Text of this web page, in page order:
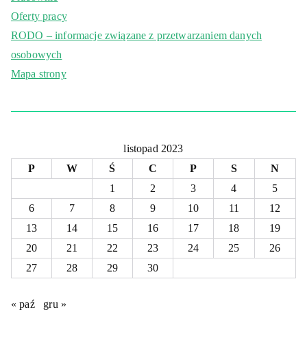
Oferty pracy
RODO – informacje związane z przetwarzaniem danych
osobowych
Mapa strony
listopad 2023
P
W Ś C P S
N
1
2 3 4
5
6
7 8 9 10 11
12
13
14 15 16 17 18
19
20
21 22 23 24 25
26
27
28 29 30
« paź gru »